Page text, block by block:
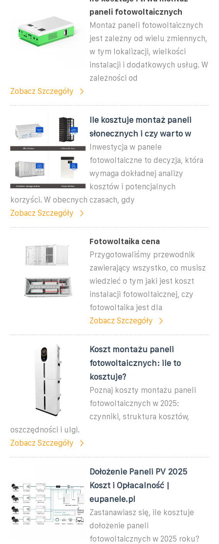
paneli fotowoltaicznych
Montaż paneli fotowoltaicznych
jest zależny od wielu zmiennych,
w tym lokalizacji, wielkości
instalacji i dodatkowych usług. W
zależności od
Zobacz Szczegóły
Ile kosztuje montaż paneli
słonecznych i czy warto w
Inwestycja w panele
fotowoltaiczne to decyzja, która
wymaga dokładnej analizy
kosztów i potencjalnych
korzyści. W obecnych czasach, gdy
Zobacz Szczegóły
Fotowoltaika cena
Przygotowaliśmy przewodnik
zawierający wszystko, co musisz
wiedzieć o tym jaki jest koszt
instalacji fotowoltaicznej, czy
fotowoltaika jest dla
Zobacz Szczegóły
Koszt montażu paneli
fotowoltaicznych: ile to
kosztuje?
Poznaj koszty montażu paneli
fotowoltaicznych w 2025:
czynniki, struktura kosztów,
oszczędności i ulgi.
Zobacz Szczegóły
Dołożenie Paneli PV 2025
Koszt i Opłacalność |
eupanele.pl
Zastanawiasz się, ile kosztuje
dołożenie paneli
fotowoltaicznych w 2025 roku?